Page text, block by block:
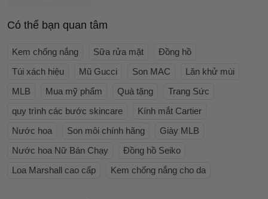
Có thể bạn quan tâm
Kem chống nắng Sữa rửa mặt
Đồng hồ
Túi xách hiệu
Mũ Gucci Son MAC
Lăn khử mùi
MLB
Mua mỹ phẩm Quà tặng
Trang Sức
quy trình các bước skincare
Kính mắt Cartier
Nước hoa
Son môi chính hãng
Giày MLB
Nước hoa Nữ Bán Chạy
Đồng hồ Seiko
Loa Marshall cao cấp
Kem chống nắng cho da